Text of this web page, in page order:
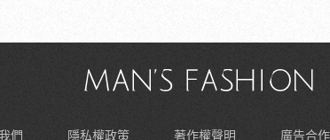
們 隱私權政策 著作權聲明 廣告合作